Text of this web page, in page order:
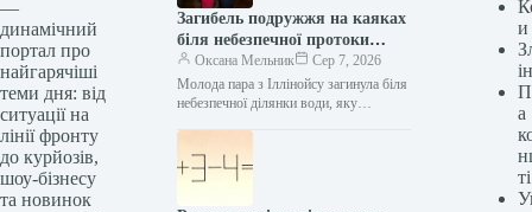
—
динамічний
портал про
найгарячіші
теми дня: від
ситуації на
лінії фронту
до курйозів,
шоу-бізнесу
та новинок
Загибель подружжя на каяках
біля небезпечної протоки
“Двері смерті”
Оксана Мельник
Сер 7, 2026
Молода пара з Іллінойсу загинула біля
небезпечної ділянки води, яку
и
а
ті